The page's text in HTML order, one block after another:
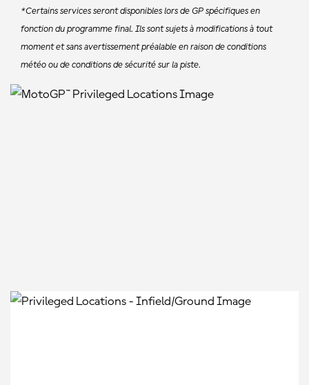
*Certains services seront disponibles lors de GP spécifiques en
fonction du programme final. Ils sont sujets à modifications à tout
moment et sans avertissement préalable en raison de conditions
météo ou de conditions de sécurité sur la piste.